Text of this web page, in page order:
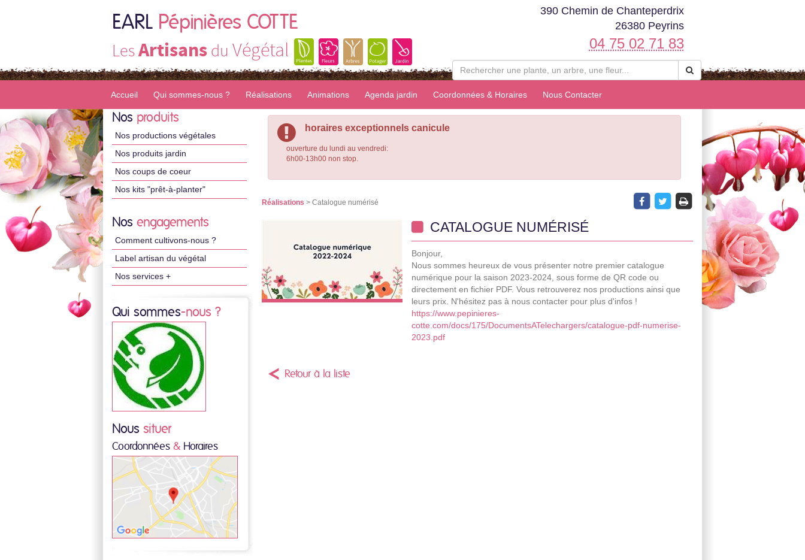
EARL Pépinières COTTE
LesArtisans du Végétal
390 Chemin de Chanteperdrix
26380 Peyrins
04 75 02 71 83
Accueil Qui sommes-nous ? Réalisations Animations Agenda jardin Coordonnées & Horaires Nous Contacter
Nos produits
Nos productions végétales
Nos produits jardin
Nos coups de coeur
Nos kits "prêt-à-planter"
Nos engagements
Comment cultivons-nous ?
Label artisan du végétal
Nos services +
Qui sommes-nous ?
Nous situer
Coordonnées & Horaires
horaires exceptionnels canicule
ouverture du lundi au vendredi:
6h00-13h00 non stop.
Réalisations > Catalogue numérisé
CATALOGUE NUMÉRISÉ
Bonjour,
Nous sommes heureux de vous présenter notre premier catalogue
numérique pour la saison 2023-2024, sous forme de QR code ou
directement en fichier PDF. Vous retrouverez nos productions ainsi que
leurs prix. N'hésitez pas à nous contacter pour plus d'infos !
https://www.pepinieres-
cotte.com/docs/175/DocumentsATelechargers/catalogue-pdf-numerise-
2023.pdf
Retour à la liste